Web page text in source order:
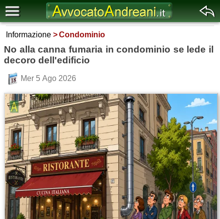
Informazione Condominio
No alla canna fumaria in condominio se lede il
decoro dell'edificio
Mer 5 Ago 2026